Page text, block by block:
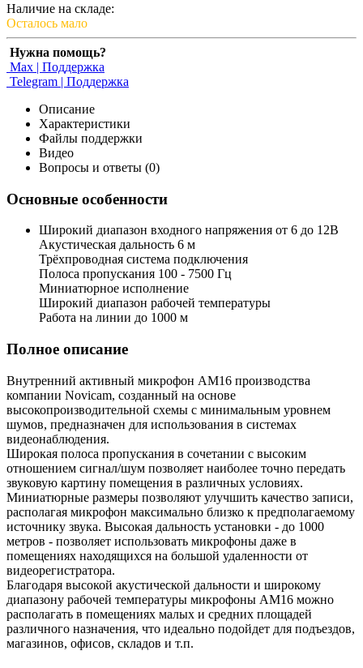
Наличие на складе:
Осталось мало
Нужна помощь?
Max | Поддержка
Telegram | Поддержка
Описание
Характеристики
Файлы поддержки
Видео
Вопросы и ответы (0)
Основные особенности
Широкий диапазон входного напряжения от 6 до 12В
Акустическая дальность 6 м
Трёхпроводная система подключения
Полоса пропускания 100 - 7500 Гц
Миниатюрное исполнение
Широкий диапазон рабочей температуры
Работа на линии до 1000 м
Полное описание
Внутренний активный микрофон AM16 производства
компании Novicam, созданный на основе
высокопроизводительной схемы с минимальным уровнем
шумов, предназначен для использования в системах
видеонаблюдения.
Широкая полоса пропускания в сочетании с высоким
отношением сигнал/шум позволяет наиболее точно передать
звуковую картину помещения в различных условиях.
Миниатюрные размеры позволяют улучшить качество записи,
располагая микрофон максимально близко к предполагаемому
источнику звука. Высокая дальность установки - до 1000
метров - позволяет использовать микрофоны даже в
помещениях находящихся на большой удаленности от
видеорегистратора.
Благодаря высокой акустической дальности и широкому
диапазону рабочей температуры микрофоны AM16 можно
располагать в помещениях малых и средних площадей
различного назначения, что идеально подойдет для подъездов,
магазинов, офисов, складов и т.п.